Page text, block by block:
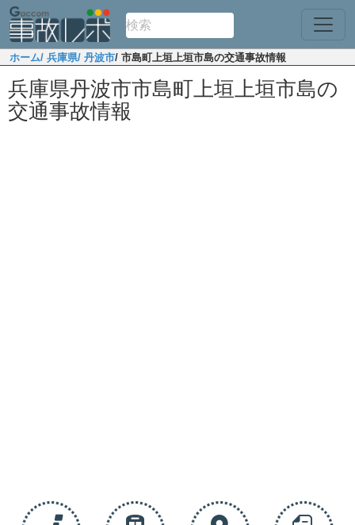
ホーム/ 兵庫県/ 丹波市/ 市島町上垣上垣市島の交通事故情報
兵庫県丹波市市島町上垣上垣市島の
交通事故情報